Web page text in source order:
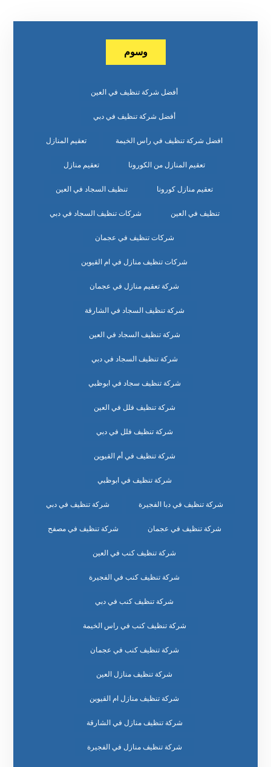
وسوم
أفضل شركة تنظيف في العين
أفضل شركة تنظيف في دبي
افضل شركة تنظيف في راس الخيمة تعقيم المنازل
تعقيم المنازل من الكورونا تعقيم منازل
تعقيم منازل كورونا تنظيف السجاد في العين
تنظيف في العين شركات تنظيف السجاد في دبي
شركات تنظيف في عجمان
شركات تنظيف منازل في ام القيوين
شركة تعقيم منازل في عجمان
شركة تنظيف السجاد في الشارقة
شركة تنظيف السجاد في العين
شركة تنظيف السجاد في دبي
شركة تنظيف سجاد في ابوظبي
شركة تنظيف فلل في العين
شركة تنظيف فلل في دبي
شركة تنظيف في أم القيوين
شركة تنظيف في ابوظبي
شركة تنظيف في دبا الفجيرة شركة تنظيف في دبي
شركة تنظيف في عجمان شركة تنظيف في مصفح
شركة تنظيف كنب في العين
شركة تنظيف كنب في الفجيرة
شركة تنظيف كنب في دبي
شركة تنظيف كنب في راس الخيمة
شركة تنظيف كنب في عجمان
شركة تنظيف منازل العين
شركة تنظيف منازل ام القيوين
شركة تنظيف منازل في الشارقة
شركة تنظيف منازل في الفجيرة